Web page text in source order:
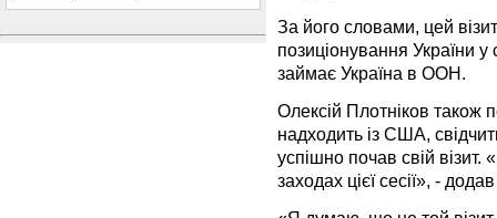
За його словами, цей
позиціонування України у
займає Україна в ООН.
Олексій Плотніков також
надходить із США,
успішно почав свій
заходах цієї сесії», -